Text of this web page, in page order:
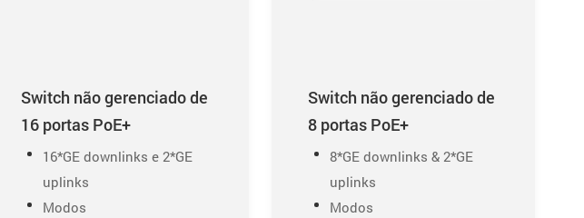
Switch não gerenciado de
16 portas PoE+
16*GE downlinks e 2*GE
uplinks
Modos
Switch não gerenciado de
8 portas PoE+
8*GE downlinks & 2*GE
uplinks
Modos